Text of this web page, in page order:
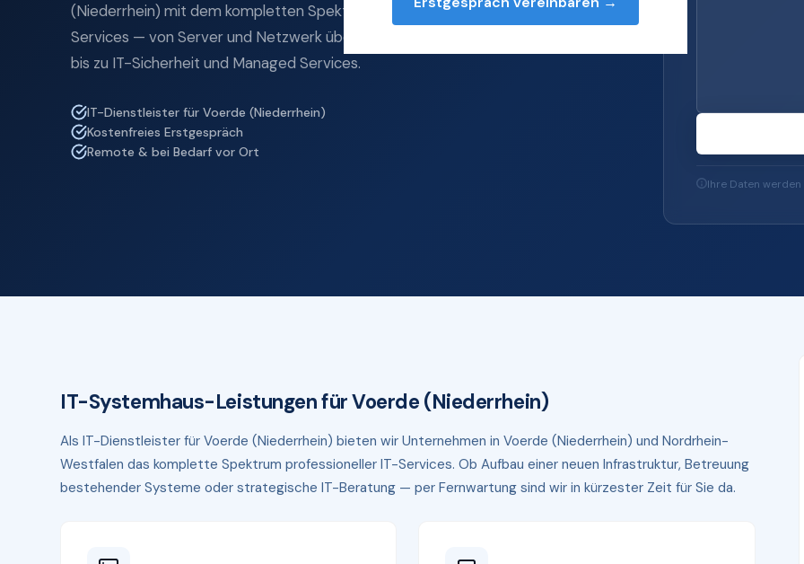
(Niederrhein) mit dem kompletten Spektrum professioneller IT-
Services — von Server und Netzwerk über Cloud und Microsoft 365
bis zu IT-Sicherheit und Managed Services.
IT-Dienstleister für Voerde (Niederrhein)
Kostenfreies Erstgespräch
Remote & bei Bedarf vor Ort
Ihre Daten
IT-Systemhaus-Leistungen für Voerde (Niederrhein)
Als IT-Dienstleister für Voerde (Niederrhein) bieten wir Unternehmen in Voerde (Niederrhein) und Nordrhein-
Westfalen das komplette Spektrum professioneller IT-Services. Ob Aufbau einer neuen Infrastruktur, Betreuung
bestehender Systeme oder strategische IT-Beratung — per Fernwartung sind wir in kürzester Zeit für Sie da.